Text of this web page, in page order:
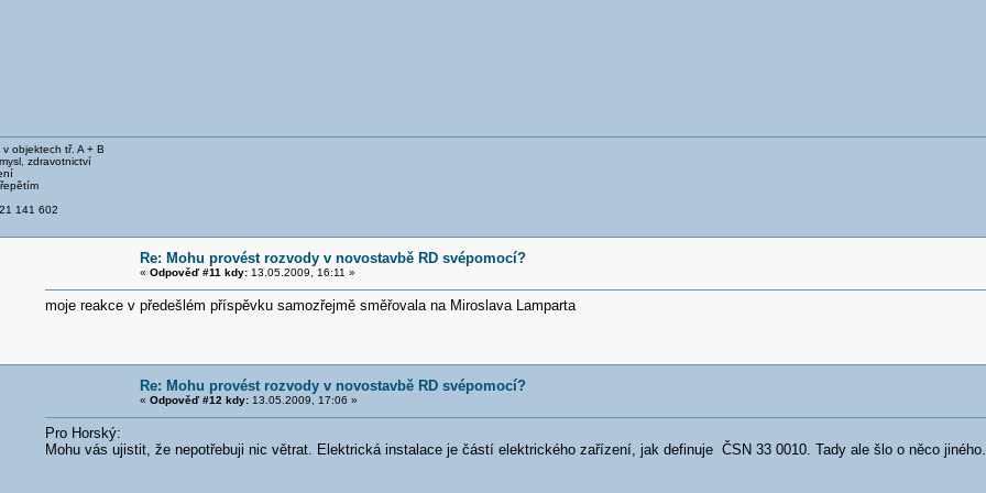
objektech tř. A + B
zdravotnictví
141 602
Re: Mohu provést rozvody v novostavbě RD svépomocí?
« Odpověď #11 kdy: 13.05.2009, 16:11 »
moje reakce v předešlém příspěvku samozřejmě směřovala na Miroslava Lamparta
Re: Mohu provést rozvody v novostavbě RD svépomocí?
« Odpověď #12 kdy: 13.05.2009, 17:06 »
Pro Horský:
Mohu vás ujistit, že nepotřebuji nic větrat. Elektrická instalace je částí elektrického zařízení, jak definuje ČSN 33 0010. Tady ale šlo o něco